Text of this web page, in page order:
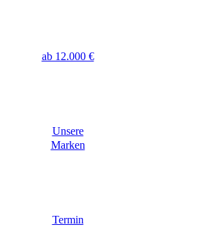
ab 12.000 €
Unsere
Marken
Termin